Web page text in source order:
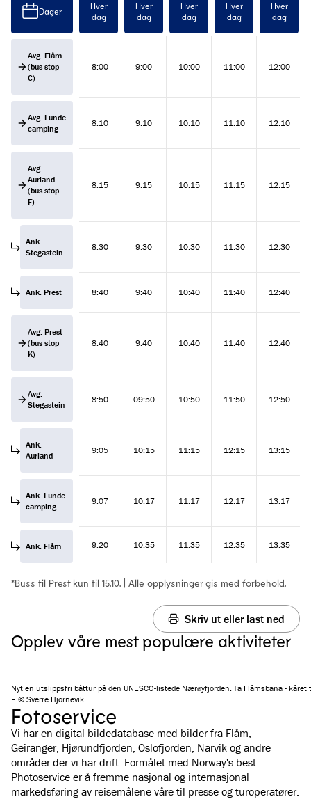
Dager
Hver
dag
Hver
dag
Hver
dag
Hver
dag
Hver
dag
Avg. Flåm
(bus stop
C)
8:00 9:00 10:00 11:00 12:00
Avg. Lunde
camping
8:10 9:10 10:10 11:10 12:10
Avg.
Aurland
(bus stop
F)
8:15 9:15 10:15 11:15 12:15
Ank.
Stegastein
8:30 9:30 10:30 11:30 12:30
Ank. Prest 8:40 9:40 10:40 11:40 12:40
Avg. Prest
(bus stop
K)
8:40 9:40 10:40 11:40 12:40
Avg.
Stegastein
8:50 09:50 10:50 11:50 12:50
Ank.
Aurland
9:05 10:15 11:15 12:15 13:15
Ank. Lunde
camping
9:07 10:17 11:17 12:17 13:17
Ank. Flåm 9:20 10:35 11:35 12:35 13:35
*Buss til Prest kun til 15.10. | Alle opplysninger gis med forbehold.
Skriv ut eller last ned
Opplev våre mest populære aktiviteter
Nyt en utslippsfri båttur på den UNESCO-listede Nærøyfjorden.
– © Sverre Hjornevik
Ta Flåmsbana -
Fotoservice
Vi har en digital bildedatabase med bilder fra Flåm,
Geiranger, Hjørundfjorden, Oslofjorden, Narvik og andre
områder der vi har drift. Formålet med Norway's best
Photoservice er å fremme nasjonal og internasjonal
markedsføring av reisemålene våre til presse og turoperatører.